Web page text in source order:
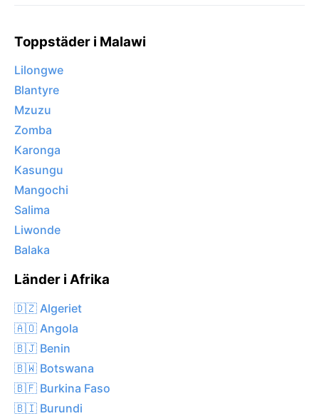
Toppstäder i Malawi
Lilongwe
Blantyre
Mzuzu
Zomba
Karonga
Kasungu
Mangochi
Salima
Liwonde
Balaka
Länder i Afrika
🇩🇿 Algeriet
🇦🇴 Angola
🇧🇯 Benin
🇧🇼 Botswana
🇧🇫 Burkina Faso
🇧🇮 Burundi